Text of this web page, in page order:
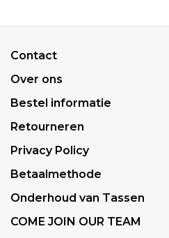
Contact
Over ons
Bestel informatie
Retourneren
Privacy Policy
Betaalmethode
Onderhoud van Tassen
COME JOIN OUR TEAM